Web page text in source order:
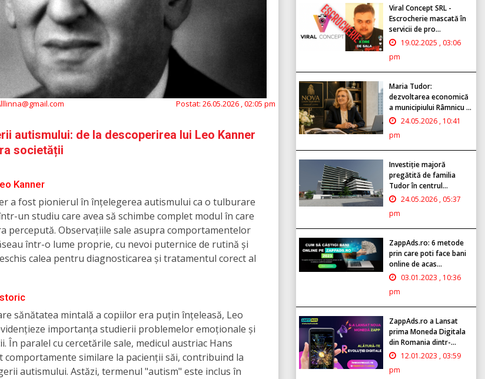
Postat: 26.05.2026 , 02:05 pm
autismului: de la descoperirea lui Leo Kanner
societății
Kanner
a fost pionierul în înțelegerea autismului ca o tulburare
un studiu care avea să schimbe complet modul în care
percepută. Observațiile sale asupra comportamentelor
într-o lume proprie, cu nevoi puternice de rutină și
calea pentru diagnosticarea și tratamentul corect al
sănătatea mintală a copiilor era puțin înțeleasă, Leo
importanța studierii problemelor emoționale și
În paralel cu cercetările sale, medicul austriac Hans
comportamente similare la pacienții săi, contribuind la
autismului. Astăzi, termenul "autism" este inclus în
Viral Concept SRL -
Escrocherie mascată în
servicii de pro...
19.02.2025 , 03:06
pm
Maria Tudor:
dezvoltarea economică
a municipiului Râmnicu ...
24.05.2026 , 10:41
pm
Investiție majoră
pregătită de familia
Tudor în centrul...
24.05.2026 , 05:37
pm
ZappAds.ro: 6 metode
prin care poti face bani
online de acas...
03.01.2023 , 10:36
pm
ZappAds.ro a Lansat
prima Moneda Digitala
din Romania dintr-...
12.01.2023 , 03:59
pm